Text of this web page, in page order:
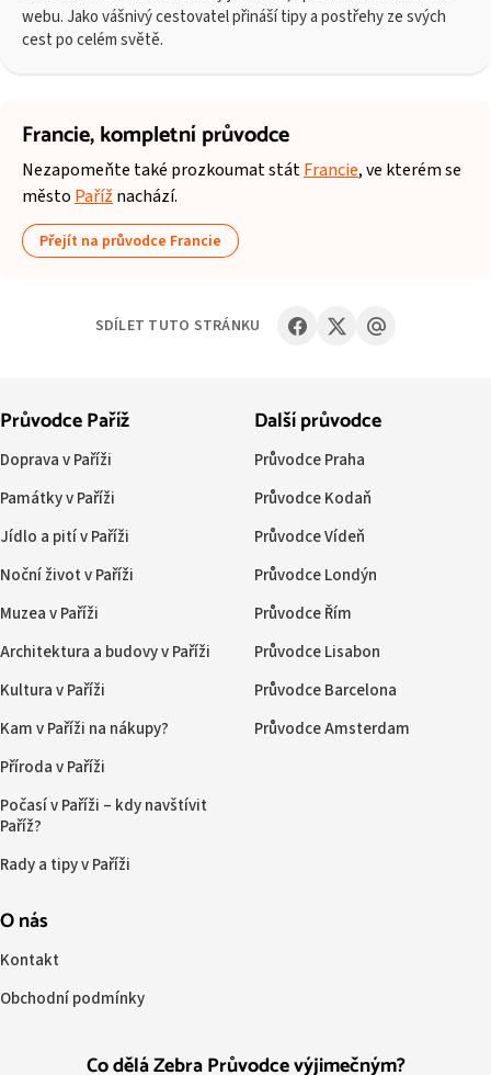
webu. Jako vášnivý cestovatel přináší tipy a postřehy ze svých
cest po celém světě.
Francie,kompletní průvodce
Nezapomeňte také prozkoumat státFrancie, ve kterém se
město Paříž nachází.
Přejít na průvodce Francie
SDÍLET TUTO STRÁNKU
Co dělá Zebra Průvodce výjimečným?
Průvodce Paříž
Doprava v Paříži
Památky v Paříži
Jídlo a pití v Paříži
Noční život v Paříži
Muzea v Paříži
Architektura a budovy v Paříži
Kultura v Paříži
Kam v Paříži na nákupy?
Příroda v Paříži
Počasí v Paříži – kdy navštívit
Paříž?
Rady a tipy v Paříži
Další průvodce
Průvodce Praha
Průvodce Kodaň
Průvodce Vídeň
Průvodce Londýn
Průvodce Řím
Průvodce Lisabon
Průvodce Barcelona
Průvodce Amsterdam
O nás
Kontakt
Obchodní podmínky